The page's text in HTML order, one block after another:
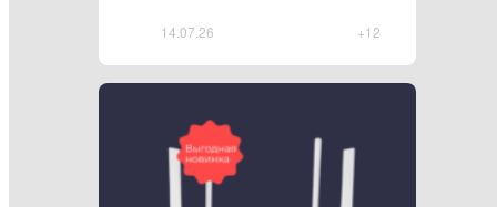
+12
14.07.26